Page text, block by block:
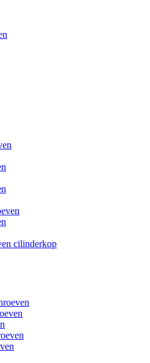
cilinderkop